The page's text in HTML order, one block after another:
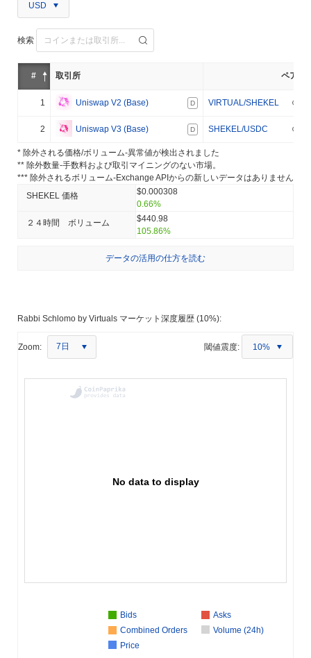
USD
検索
# 取引所 ペア
1 Uniswap V2 (Base) D VIRTUAL/SHEKEL
2 Uniswap V3 (Base) D SHEKEL/USDC
* 除外される価格/ボリューム-異常値が検出されました
** 除外数量-手数料および取引マイニングのない市場。
*** 除外されるボリューム-Exchange APIからの新しいデータはありません
SHEKEL 価格
$0.000308
0.66%
２４時間 ボリューム
$440.98
105.86%
データの活用の仕方を読む
Rabbi Schlomo by Virtuals マーケット深度履歴 (10%):
Zoom: 7日 閾値震度: 10%
No data to display
Bids
Asks
Combined Orders
Volume (24h)
Price